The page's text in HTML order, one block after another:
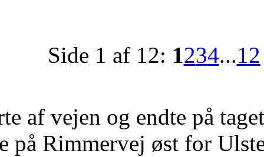
Side 1 af 12: 1234...12
af vejen og endte på
på Rimmervej øst for